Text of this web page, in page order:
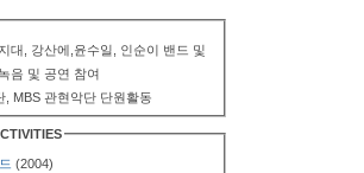
대, 강산에,윤수일, 인순이 밴드 및
음 및 공연 참여
, MBS 관현악단 단원활동
(2004)